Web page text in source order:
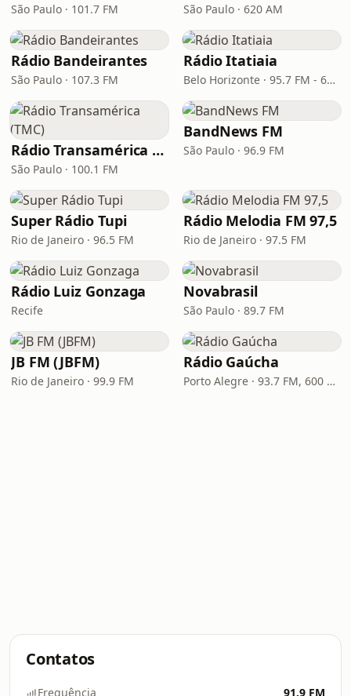
São Paulo · 101.7 FM São Paulo · 620 AM
Rádio Bandeirantes
São Paulo · 107.3 FM
Rádio Itatiaia
Belo Horizonte · 95.7 FM - 610 AM
Rádio Transamérica (TMC)
São Paulo · 100.1 FM
BandNews FM
São Paulo · 96.9 FM
Super Rádio Tupi
Rio de Janeiro · 96.5 FM
Rádio Melodia FM 97,5
Rio de Janeiro · 97.5 FM
Rádio Luiz Gonzaga
Recife
Novabrasil
São Paulo · 89.7 FM
JB FM (JBFM)
Rio de Janeiro · 99.9 FM
Rádio Gaúcha
Porto Alegre · 93.7 FM, 600 AM
Contatos
Frequência 91.9 FM